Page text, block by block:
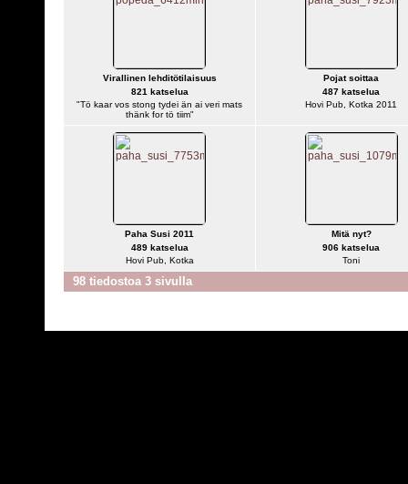
Virallinen lehditötilaisuus
821 katselua
"Tö kaar vos stong tydei än ai veri mats
thänk for tö tiim"
Pojat soittaa
487 katselua
Hovi Pub, Kotka 2011
Paha Susi 2011
489 katselua
Hovi Pub, Kotka
Mitä nyt?
906 katselua
Toni
98 tiedostoa 3 sivulla